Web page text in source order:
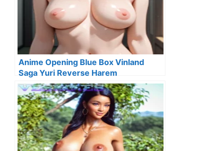
Anime Opening Blue Box Vinland
Saga Yuri Reverse Harem